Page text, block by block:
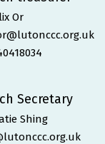
Or
Secretary
Shing